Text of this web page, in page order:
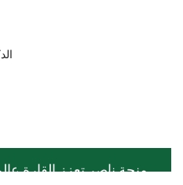
منحة ناصر تعزز القارة عالميًا ..تزامنًا مع مرور الذكري...